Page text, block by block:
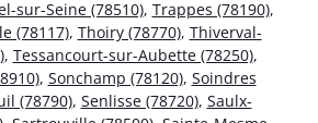
sur-Seine (78510), Trappes (78190),
(78117), Thoiry (78770), Thiverval-
, Tessancourt-sur-Aubette (78250),
, Sonchamp (78120), Soindres
(78790), Senlisse (78720), Saulx-